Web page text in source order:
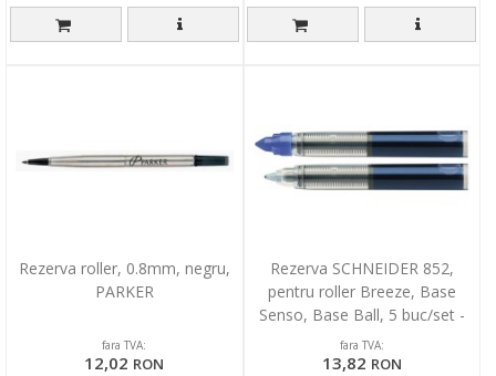
Rezerva roller, 0.8mm, negru,
PARKER
fara TVA:
12,02 RON
Rezerva SCHNEIDER 852,
pentru roller Breeze, Base
Senso, Base Ball, 5 buc/set -
albastru
fara TVA:
13,82 RON